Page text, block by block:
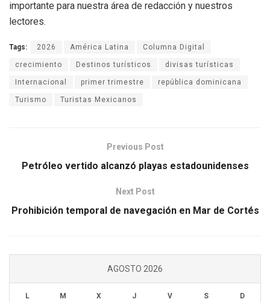
importante para nuestra área de redacción y nuestros
lectores.
Tags: 2026 América Latina Columna Digital
crecimiento Destinos turísticos divisas turísticas
Internacional primer trimestre república dominicana
Turismo Turistas Mexicanos
Previous Post
Petróleo vertido alcanzó playas estadounidenses
Next Post
Prohibición temporal de navegación en Mar de Cortés
AGOSTO 2026
L M X J V S D